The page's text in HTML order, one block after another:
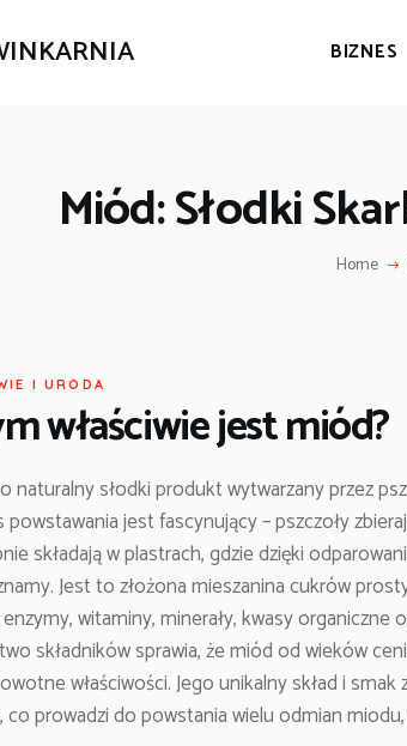
BIZNES
Miód: Słodki
Home
I URODA
właściwie jest miód?
naturalny słodki produkt wytwarzany przez
jest fascynujący – pszczoły
składają w plastrach, gdzie dzięki
Jest to złożona mieszanina cukrów
witaminy, minerały, kwasy organiczne
składników sprawia, że miód od wieków
właściwości. Jego unikalny skład i
co prowadzi do powstania wielu odmian